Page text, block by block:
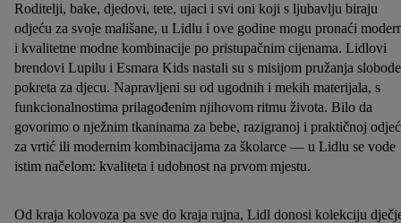
Roditelji, bake, djedovi, tete, ujaci i svi oni koji s ljubavlju biraju
odjeću za svoje mališane, u Lidlu i ove godine mogu pronaći
i kvalitetne modne kombinacije po pristupačnim cijenama. Lidlovi
brendovi Lupilu i Esmara Kids nastali su s misijom pružanja slobode
pokreta za djecu. Napravljeni su od ugodnih i mekih materijala, s
funkcionalnostima prilagođenim njihovom ritmu života. Bilo da
govorimo o nježnim tkaninama za bebe, razigranoj i praktičnoj
za vrtić ili modernim kombinacijama za školarce — u Lidlu se vode
istim načelom: kvaliteta i udobnost na prvom mjestu.
Od kraja kolovoza pa sve do kraja rujna, Lidl donosi kolekciju